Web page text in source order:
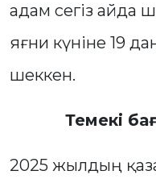
адам сегіз айда
яғни күніне 19
шеккен.
Темекі
2025 жылдың